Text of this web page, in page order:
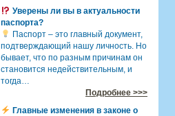
Уверены ли вы в актуальности
паспорта?
Паспорт – это главный документ,
подтверждающий нашу личность. Но
бывает, что по разным причинам он
становится недействительным, и
тогда…
Подробнее >>>
Главные изменения в законе о